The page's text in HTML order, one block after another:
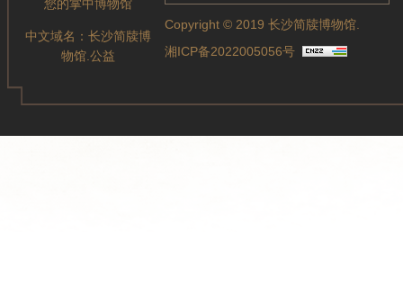
您的掌中博物馆
中文域名： 长沙简牍博
物馆.公益
Copyright © 2019 长沙简牍博物馆.
湘ICP备2022005056号